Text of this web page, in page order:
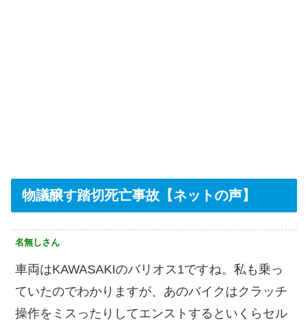
物議醸す踏切死亡事故【ネットの声】
名無しさん
車両はKAWASAKIのバリオス1ですね。私も乗っ
ていたのでわかりますが、あのバイクはクラッチ
操作をミスったりしてエンストするといくらセル